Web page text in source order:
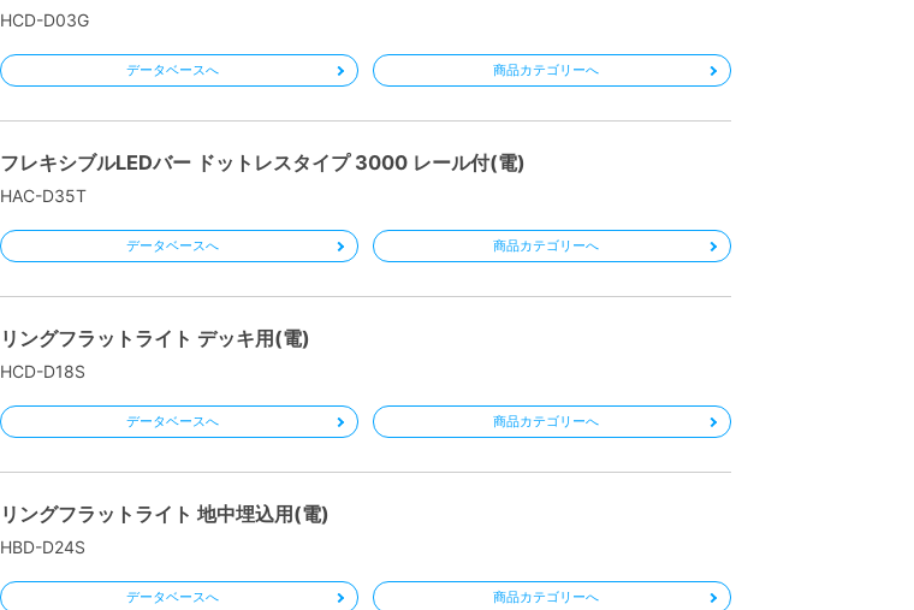
HCD-D03G
データベースへ 商品カテゴリーへ
フレキシブルLEDバー ドットレスタイプ 3000 レール付(電)
HAC-D35T
データベースへ 商品カテゴリーへ
リングフラットライト デッキ用(電)
HCD-D18S
データベースへ 商品カテゴリーへ
リングフラットライト 地中埋込用(電)
HBD-D24S
データベースへ 商品カテゴリーへ